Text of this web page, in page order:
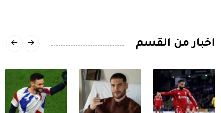
اخبار من القسم